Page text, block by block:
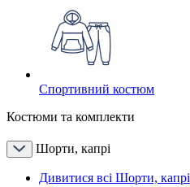
Спортивний костюм
Костюми та комплекти
Шорти, капрі
Дивитися всі Шорти, капрі